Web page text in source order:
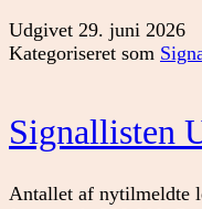
Udgivet 29. juni 2026
Kategoriseret som
Signallisten
Antallet af nytilmeldte